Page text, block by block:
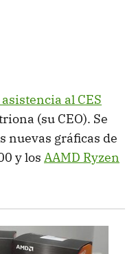
al CES
(su CEO). Se
nuevas gráficas de
y los AAMD Ryzen